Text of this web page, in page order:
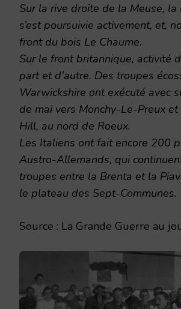
Sur la rive droite de la Meuse, la
s’est poursuivie activement, et,
front du bois Le Chaume.
Sur le front britannique, activité
part et d’autre. Des troupes
Warwickshire ont exécuté avec
de mai vers Monchy-Le-Preux
Hill, au nord de Roeux.
Les Italiens ont fait encore 200
Austro-Allemands, qui
troupes entre la Brenta et la
le plateau des Sept-Communes.
Source : La Grande Guerre au